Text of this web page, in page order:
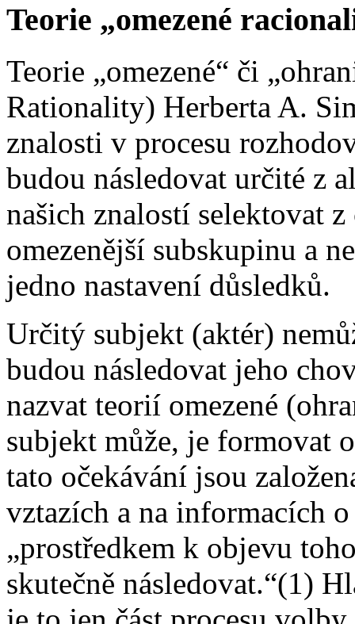
Teorie „omezené
Teorie „omezené“ či
Rationality) Herberta A.
znalosti v procesu
budou následovat určité z
našich znalostí selektovat
omezenější subskupinu a
jedno nastavení důsledků.
Určitý subjekt (aktér)
budou následovat jeho
nazvat teorií omezené
subjekt může, je formovat
tato očekávání jsou
vztazích a na informacích
„prostředkem k objevu
skutečně následovat.“(1)